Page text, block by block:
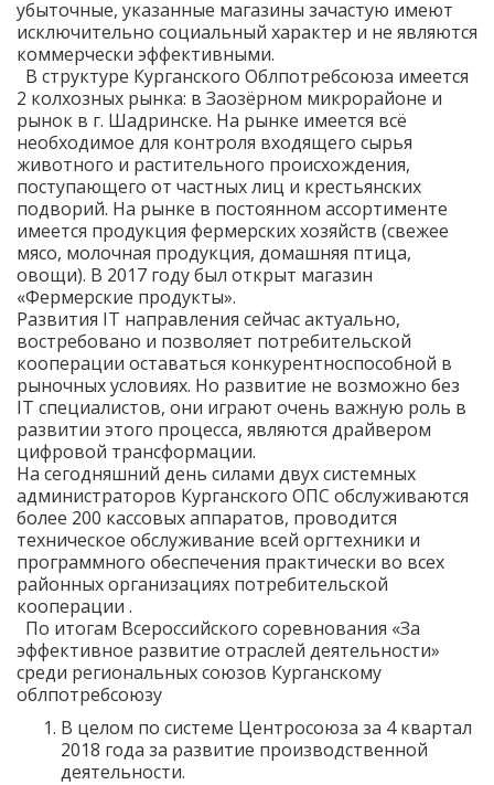
убыточные, указанные магазины зачастую имеют
исключительно социальный характер и не являются
коммерчески эффективными.
В структуре Курганского Облпотребсоюза имеется
2 колхозных рынка: в Заозёрном микрорайоне и
рынок в г. Шадринске. На рынке имеется всё
необходимое для контроля входящего сырья
животного и растительного происхождения,
поступающего от частных лиц и крестьянских
подворий. На рынке в постоянном ассортименте
имеется продукция фермерских хозяйств (свежее
мясо, молочная продукция, домашняя птица,
овощи). В 2017 году был открыт магазин
«Фермерские продукты».
Развития IT направления сейчас актуально,
востребовано и позволяет потребительской
кооперации оставаться конкурентноспособной в
рыночных условиях. Но развитие не возможно без
IT специалистов, они играют очень важную роль в
развитии этого процесса, являются драйвером
цифровой трансформации.
На сегодняшний день силами двух системных
администраторов Курганского ОПС обслуживаются
более 200 кассовых аппаратов, проводится
техническое обслуживание всей оргтехники и
программного обеспечения практически во всех
районных организациях потребительской
кооперации .
По итогам Всероссийского соревнования «За
эффективное развитие отраслей деятельности»
среди региональных союзов Курганскому
облпотребсоюзу
В целом по системе Центросоюза за 4 квартал
2018 года за развитие производственной
деятельности.